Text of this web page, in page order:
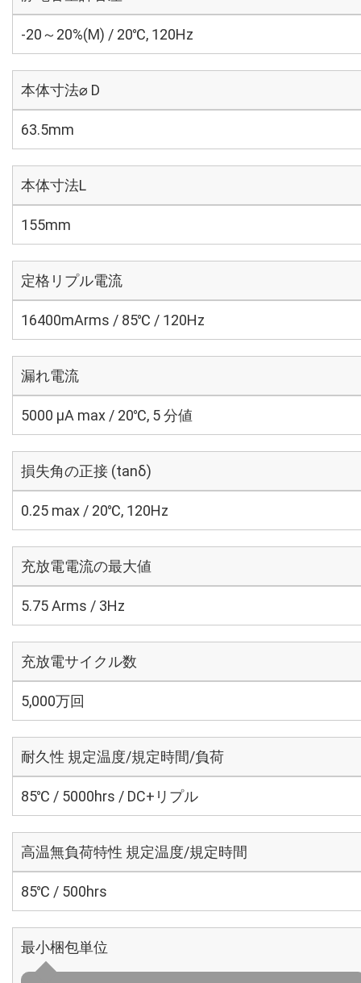
-20～20%(M) / 20℃, 120Hz
本体寸法⌀ D
63.5mm
本体寸法L
155mm
定格リプル電流
16400mArms / 85℃ / 120Hz
漏れ電流
5000 μA max / 20℃, 5 分値
損失角の正接 (tanδ)
0.25 max / 20℃, 120Hz
充放電電流の最大値
5.75 Arms / 3Hz
充放電サイクル数
5,000万回
耐久性 規定温度/規定時間/負荷
85℃ / 5000hrs / DC+リプル
高温無負荷特性 規定温度/規定時間
85℃ / 500hrs
最小梱包単位